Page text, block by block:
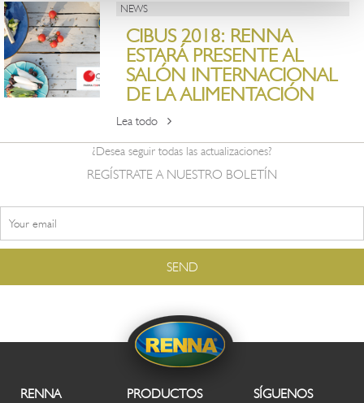
NEWS
CIBUS 2018: RENNA
ESTARÁ PRESENTE AL
SALÓN INTERNACIONAL
DE LA ALIMENTACIÓN
Lea todo
¿Desea seguir todas las actualizaciones?
REGÍSTRATE A NUESTRO BOLETÍN
RENNA PRODUCTOS SÍGUENOS